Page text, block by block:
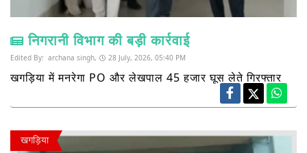
निगरानी विभाग की बड़ी कार्रवाई
Edited By: archana singh, 28 July, 2026, 05:40 PM
खगड़िया में मनरेगा PO और लेखपाल 45 हजार घूस लेते गिरफ्तार
खगड़िया